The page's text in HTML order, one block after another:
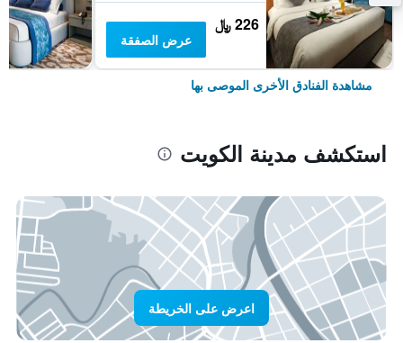
226 ﷼
عرض الصفقة
مشاهدة الفنادق الأخرى الموصى بها
استكشف مدينة الكويت
اعرض على الخريطة